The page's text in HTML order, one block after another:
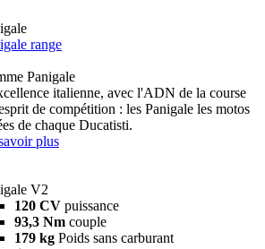
range
Panigale
italienne, avec l'ADN de la course
de compétition : les Panigale les motos
de chaque Ducatisti.
plus
V2
120 CV puissance
93,3 Nm couple
179 kg Poids sans carburant